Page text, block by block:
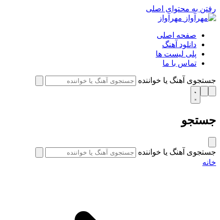
رفتن به محتوای اصلی
مهرآواز
صفحه اصلی
دانلود آهنگ
پلی لیست ها
تماس با ما
جستجوی آهنگ یا خواننده
جستجو
جستجوی آهنگ یا خواننده
خانه